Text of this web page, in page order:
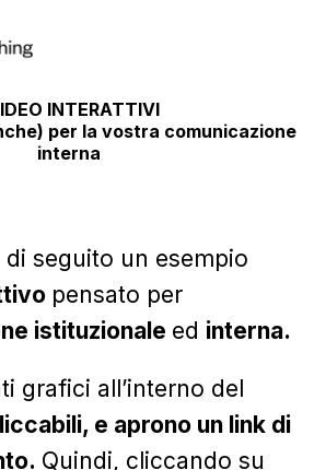
INTERATTIVI
per la vostra comunicazione
interna
seguito un esempio
pensato per
istituzionale ed interna.
grafici all’interno del
e aprono un link di
Quindi, cliccando su